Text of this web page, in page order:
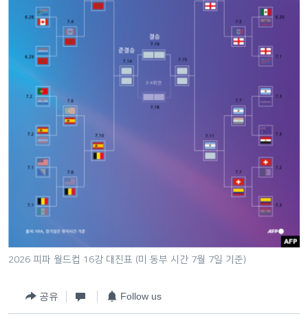
2026 피파 월드컵 16강 대진표 (미 동부 시간 7월 7일 기준)
공유 Follow us